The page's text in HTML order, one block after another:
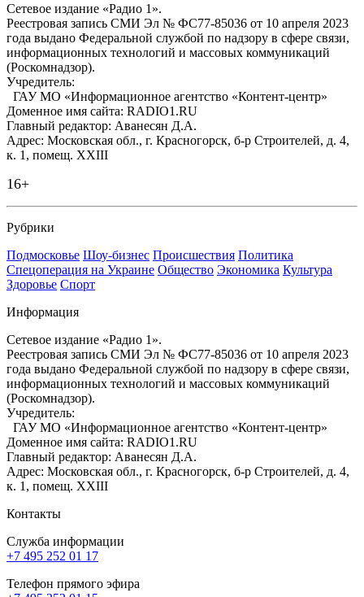
Сетевое издание «Радио 1».
Реестровая запись СМИ Эл № ФС77-85036 от 10 апреля 2023
года выдано Федеральной службой по надзору в сфере связи,
информационных технологий и массовых коммуникаций
(Роскомнадзор).
Учредитель:
ГАУ МО «Информационное агентство «Контент-центр»
Доменное имя сайта: RADIO1.RU
Главный редактор: Аванесян Д.А.
Адрес: Московская обл., г. Красногорск, б-р Строителей, д. 4,
к. 1, помещ. XXIII
16+
Рубрики
Подмосковье Шоу-бизнес Происшествия Политика
Спецоперация на Украине Общество Экономика Культура
Здоровье Спорт
Информация
Сетевое издание «Радио 1».
Реестровая запись СМИ Эл № ФС77-85036 от 10 апреля 2023
года выдано Федеральной службой по надзору в сфере связи,
информационных технологий и массовых коммуникаций
(Роскомнадзор).
Учредитель:
ГАУ МО «Информационное агентство «Контент-центр»
Доменное имя сайта: RADIO1.RU
Главный редактор: Аванесян Д.А.
Адрес: Московская обл., г. Красногорск, б-р Строителей, д. 4,
к. 1, помещ. XXIII
Контакты
Служба информации
+7 495 252 01 17
Телефон прямого эфира